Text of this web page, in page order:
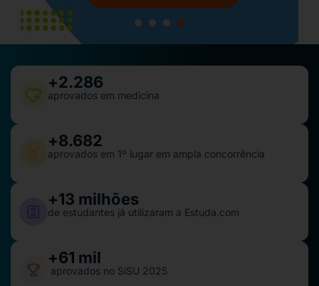
aprovados em medicina
+2.286
aprovados em 1º lugar em ampla concorrência
+8.682
de estudantes já utilizaram a Estuda.com
+13 milhões
aprovados no SiSU 2025
+61 mil